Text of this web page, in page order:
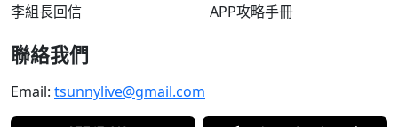
李組長回信
APP攻略手冊
聯絡我們
Email: tsunnylive@gmail.com